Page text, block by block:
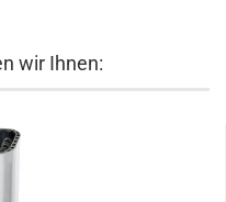
wir Ihnen: